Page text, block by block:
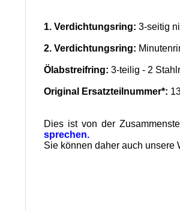
1. Verdichtungsring: 3-seitig
2. Verdichtungsring:
Ölabstreifring: 3-teilig - 2
Original Ersatzteilnummer*:
Dies ist von der
sprechen.
Sie können daher auch unsere